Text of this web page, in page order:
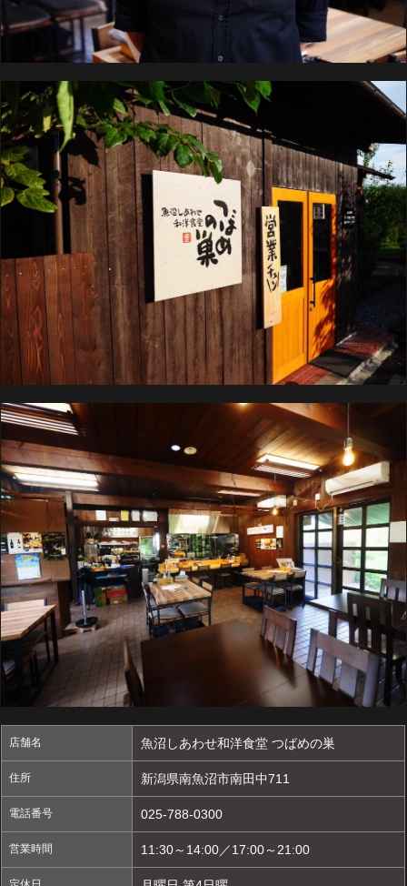
店舗名 魚沼しあわせ和洋食堂 つばめの巣
住所 新潟県南魚沼市南田中711
電話番号 025-788-0300
営業時間 11:30～14:00／17:00～21:00